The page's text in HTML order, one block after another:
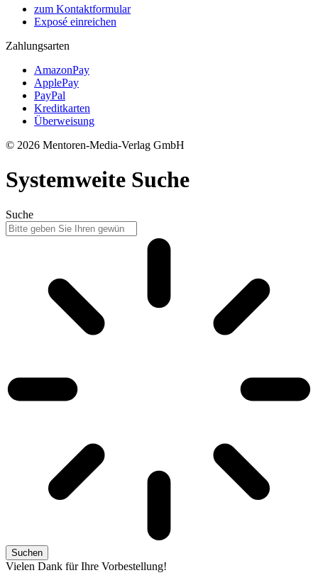
zum Kontaktformular
Exposé einreichen
Zahlungsarten
AmazonPay
ApplePay
PayPal
Kreditkarten
Überweisung
© 2026 Mentoren-Media-Verlag GmbH
Systemweite Suche
Suche
Suchen
Vielen Dank für Ihre Vorbestellung!